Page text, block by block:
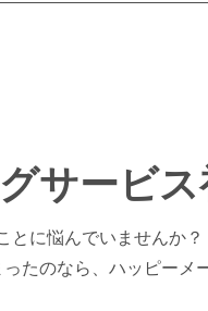
サービス
とに悩んでいませんか？
たのなら、ハッピーメ